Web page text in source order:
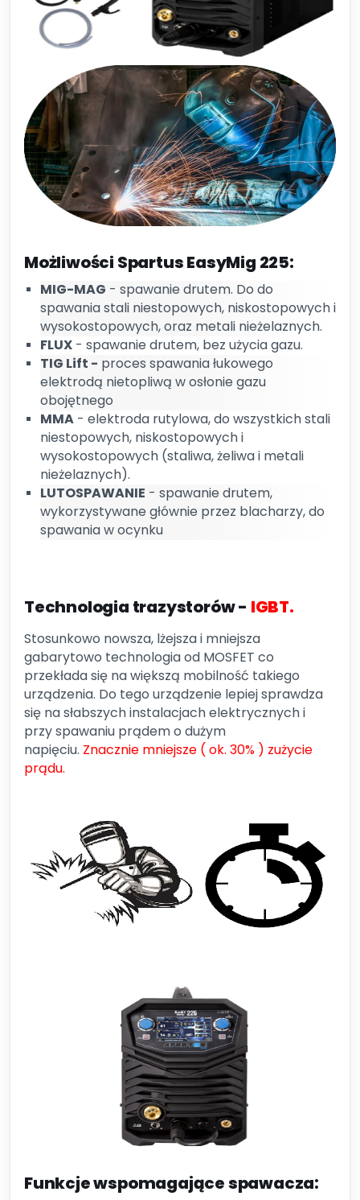
Możliwości Spartus EasyMig 225:
MIG-MAG - spawanie drutem. Do do
spawania stali niestopowych, niskostopowych i
wysokostopowych, oraz metali nieżelaznych.
FLUX - spawanie drutem, bez użycia gazu.
TIG Lift - proces spawania łukowego
elektrodą nietopliwą w osłonie gazu
obojętnego
MMA - elektroda rutylowa, do wszystkich stali
niestopowych, niskostopowych i
wysokostopowych (staliwa, żeliwa i metali
nieżelaznych).
LUTOSPAWANIE - spawanie drutem,
wykorzystywane głównie przez blacharzy, do
spawania w ocynku
Technologia trazystorów - IGBT.
Stosunkowo nowsza, lżejsza i mniejsza
gabarytowo technologia od MOSFET co
przekłada się na większą mobilność takiego
urządzenia. Do tego urządzenie lepiej sprawdza
się na słabszych instalacjach elektrycznych i
przy spawaniu prądem o dużym
napięciu. Znacznie mniejsze ( ok. 30% ) zużycie
prądu.
Funkcje wspomagające spawacza: